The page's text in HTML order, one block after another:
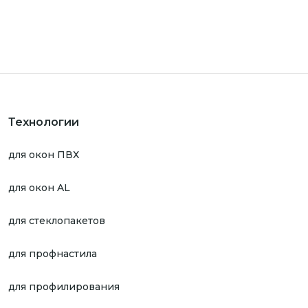
Технологии
для окон ПВХ
для окон AL
для стеклопакетов
для профнастила
для профилирования